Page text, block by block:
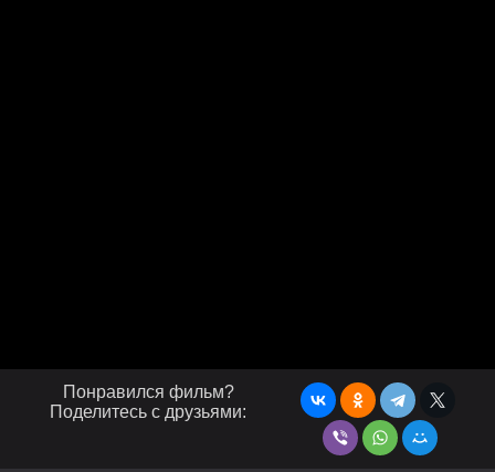
Понравился фильм?
Поделитесь с друзьями: